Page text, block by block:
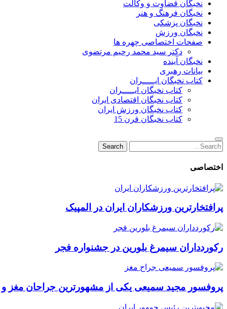
نخبگان قضاوت و وکالت
نخبگان فرهنگ و هنر
نخبگان پزشکی
نخبگان ورزش
صفحات اختصاصی چهره ها
دکتر سید محمد رحیم مرتضوی
نخبگان آینده
بیانات رهبری
کتاب نخبگان ایـــــران
کتاب نخبگان ایـــــران
کتاب نخبگان اقتصادی ایران
کتاب نخبگان ورزش ایران
کتاب نخبگان قرن 15
Search
for:
Search
اختصاصی
پرافتخارترین ورزشکاران ایران در المپیک
رکوردداران سیمرغ بلورین در جشنواره فجر
پروفسور مجید سمیعی یکی از مشهورترین جراحان مغز